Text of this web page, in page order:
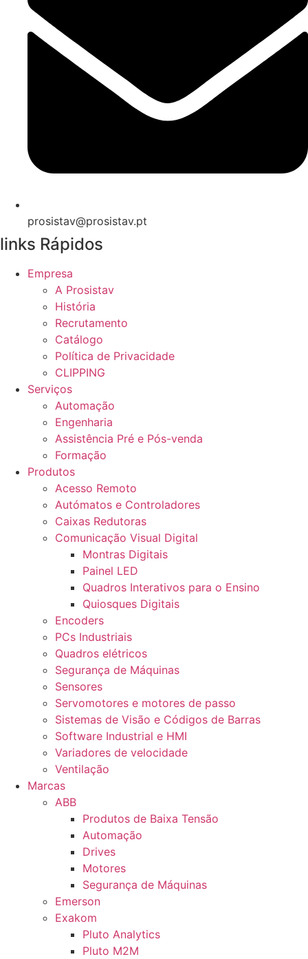
prosistav@prosistav.pt
links Rápidos
Empresa
A Prosistav
História
Recrutamento
Catálogo
Política de Privacidade
CLIPPING
Serviços
Automação
Engenharia
Assistência Pré e Pós-venda
Formação
Produtos
Acesso Remoto
Autómatos e Controladores
Caixas Redutoras
Comunicação Visual Digital
Montras Digitais
Painel LED
Quadros Interativos para o Ensino
Quiosques Digitais
Encoders
PCs Industriais
Quadros elétricos
Segurança de Máquinas
Sensores
Servomotores e motores de passo
Sistemas de Visão e Códigos de Barras
Software Industrial e HMI
Variadores de velocidade
Ventilação
Marcas
ABB
Produtos de Baixa Tensão
Automação
Drives
Motores
Segurança de Máquinas
Emerson
Exakom
Pluto Analytics
Pluto M2M